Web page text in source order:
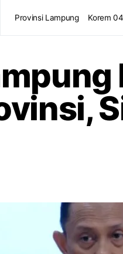
Provinsi Lampung Korem